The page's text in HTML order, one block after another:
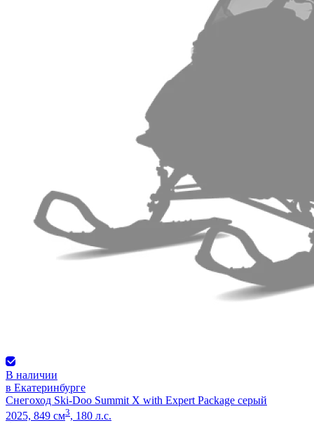
В наличии
в Екатеринбурге
Снегоход Ski-Doo Summit X with Expert Package серый
2025, 849 см3, 180 л.с.